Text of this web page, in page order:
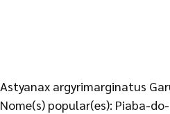
Astyanax argyrimarginatus
Nome(s) popular(es): Piaba-